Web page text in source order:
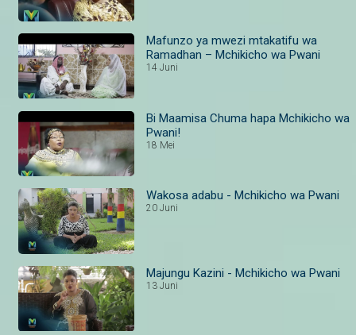
Mafunzo ya mwezi mtakatifu wa
Ramadhan – Mchikicho wa Pwani
14 Juni
Bi Maamisa Chuma hapa Mchikicho wa
Pwani!
18 Mei
Wakosa adabu - Mchikicho wa Pwani
20 Juni
Majungu Kazini - Mchikicho wa Pwani
13 Juni